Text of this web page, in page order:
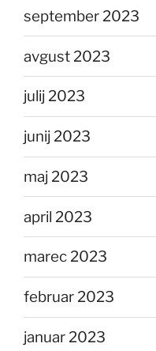
september 2023
avgust 2023
julij 2023
junij 2023
maj 2023
april 2023
marec 2023
februar 2023
januar 2023